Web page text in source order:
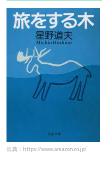
出典：https://www.amazon.co.jp/